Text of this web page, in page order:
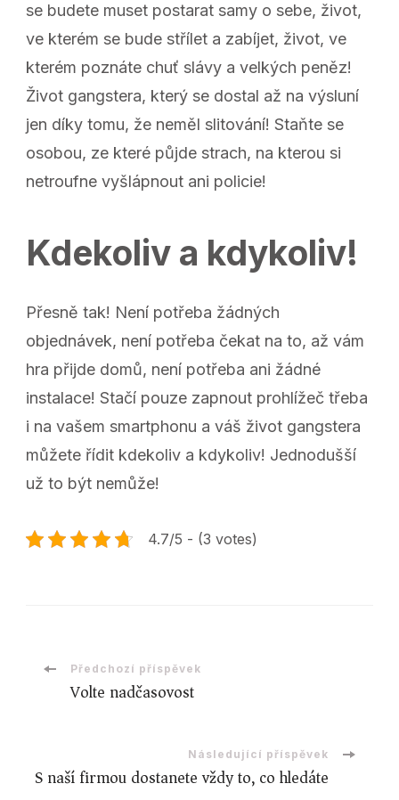
se budete muset postarat samy o sebe, život,
ve kterém se bude střílet a zabíjet, život, ve
kterém poznáte chuť slávy a velkých peněz!
Život gangstera, který se dostal až na výsluní
jen díky tomu, že neměl slitování! Staňte se
osobou, ze které půjde strach, na kterou si
netroufne vyšlápnout ani policie!
Kdekoliv a kdykoliv!
Přesně tak! Není potřeba žádných
objednávek, není potřeba čekat na to, až vám
hra přijde domů, není potřeba ani žádné
instalace! Stačí pouze zapnout prohlížeč třeba
i na vašem smartphonu a váš život gangstera
můžete řídit kdekoliv a kdykoliv! Jednodušší
už to být nemůže!
4.7/5 - (3 votes)
Navigace
Předchozí příspěvek
Volte nadčasovost
Následující příspěvek
S naší firmou dostanete vždy to, co hledáte